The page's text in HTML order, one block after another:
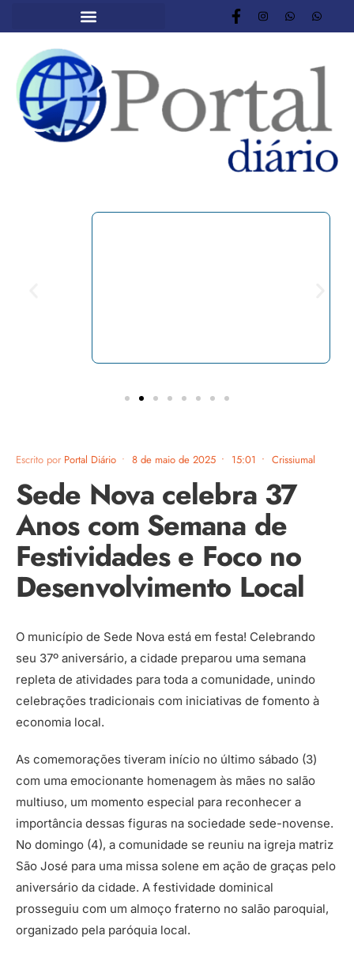
Escrito por Portal Diário • 8 de maio de 2025 • 15:01 • Crissiumal
Sede Nova celebra 37
Anos com Semana de
Festividades e Foco no
Desenvolvimento Local
O município de Sede Nova está em festa! Celebrando
seu 37º aniversário, a cidade preparou uma semana
repleta de atividades para toda a comunidade, unindo
celebrações tradicionais com iniciativas de fomento à
economia local.
As comemorações tiveram início no último sábado (3)
com uma emocionante homenagem às mães no salão
multiuso, um momento especial para reconhecer a
importância dessas figuras na sociedade sede-novense.
No domingo (4), a comunidade se reuniu na igreja matriz
São José para uma missa solene em ação de graças pelo
aniversário da cidade. A festividade dominical
prosseguiu com um almoço fraterno no salão paroquial,
organizado pela paróquia local.